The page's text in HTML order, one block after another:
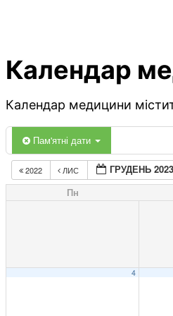
Календар
Календар медицини
Пам'ятні дати
2022 ЛИС ГРУДЕНЬ 2023
Пн
4